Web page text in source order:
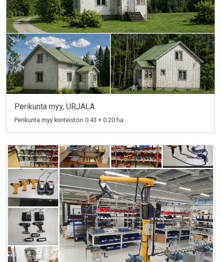
Perikunta myy, URJALA
Perikunta myy kiinteistön 0.43 + 0.20 ha